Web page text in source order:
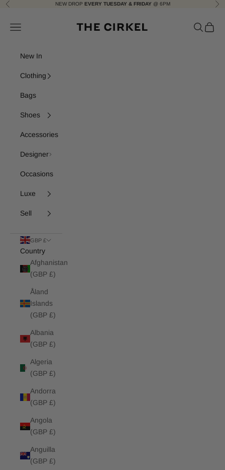
Skip to content
Previous NEW DROP EVERY TUESDAY & FRIDAY @ 6PM
Navigation menu Search
Cart
New In
Clothing
Bags
Shoes
Accessories
Designer
Occasions
Luxe
Sell
GBP £
Country
Afghanistan
(GBP £)
Åland
Islands
(GBP £)
Albania
(GBP £)
Algeria
(GBP £)
Andorra
(GBP £)
Angola
(GBP £)
Anguilla
(GBP £)